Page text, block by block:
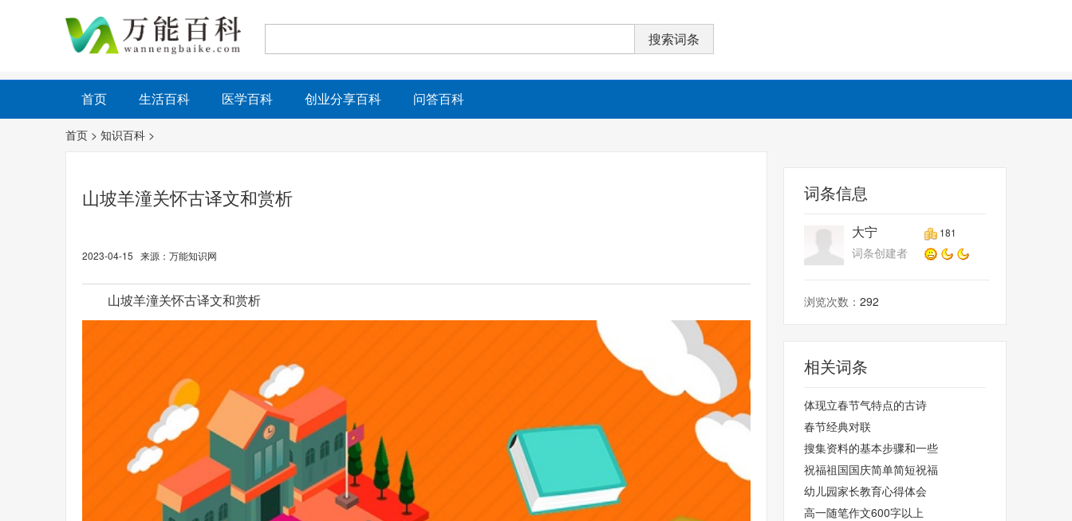
首页 生活百科 医学百科 创业分享百科 问答百科
首页 > 知识百科 >
山坡羊潼关怀古译文和赏析
2023-04-15 来源：万能知识网
山坡羊潼关怀古译文和赏析
词条信息
大宁 181
词条创建者
浏览次数： 292
相关词条
体现立春节气特点的古诗
春节经典对联
搜集资料的基本步骤和一些
祝福祖国国庆简单简短祝福
幼儿园家长教育心得体会
高一随笔作文600字以上